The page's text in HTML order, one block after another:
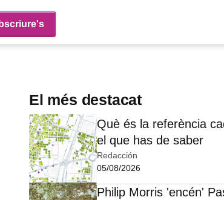
El més destacat
Què és la referència
el que has de saber
Redacción
05/08/2026
Philip Morris 'encén'